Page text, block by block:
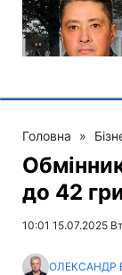
Головна »
до 42
10:01 15.07.2025 Вт
ОЛЕКСАНДР